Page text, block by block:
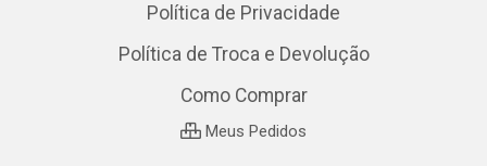
Política de Privacidade
Política de Troca e Devolução
Como Comprar
Meus Pedidos